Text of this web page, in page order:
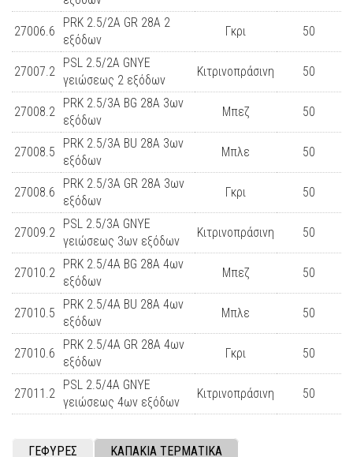
27006.6
PRK 2.5/2A GR 28A 2
εξόδων
Γκρι 50
27007.2
PSL 2.5/2A GNYE
γειώσεως 2 εξόδων
Κιτρινοπράσινη 50
27008.2
PRK 2.5/3A BG 28A 3ων
εξόδων
Μπεζ 50
27008.5
PRK 2.5/3A BU 28A 3ων
εξόδων
Μπλε 50
27008.6
PRK 2.5/3A GR 28A 3ων
εξόδων
Γκρι 50
27009.2
PSL 2.5/3A GNYE
γειώσεως 3ων εξόδων
Κιτρινοπράσινη 50
27010.2
PRK 2.5/4A BG 28A 4ων
εξόδων
Μπεζ 50
27010.5
PRK 2.5/4A BU 28A 4ων
εξόδων
Μπλε 50
27010.6
PRK 2.5/4A GR 28A 4ων
εξόδων
Γκρι 50
27011.2
PSL 2.5/4A GNYE
γειώσεως 4ων εξόδων
Κιτρινοπράσινη 50
ΓΕΦΥΡΕΣ
ΚΑΠΑΚΙΑ ΤΕΡΜΑΤΙΚΑ